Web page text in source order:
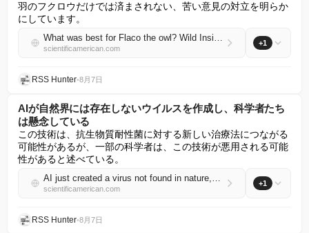
羽のフクロウだけでは済まされない、苦い意見の対立を明らか
にしています。
What was best for Flaco the owl? Wild Inside documentary asks tough questions
scientificamerican.com
+1
RSS Hunter•8月7日
AIが自然界には存在しないウイルスを作成し、科学者たち
は懸念している
この技術は、抗生物質耐性菌に対する新しい治療法につながる
可能性があるが、一部の科学者は、この技術が悪用される可能
性があると述べている。
AI just created a virus not found in nature, and scientists are worried
scientificamerican.com
+1
RSS Hunter•8月7日